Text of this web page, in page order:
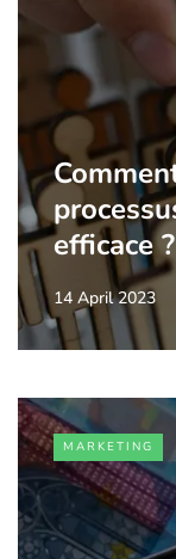
efficace ?
14 April 2023
MARKETING